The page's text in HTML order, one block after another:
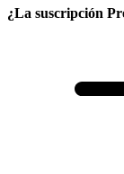
¿La suscripción